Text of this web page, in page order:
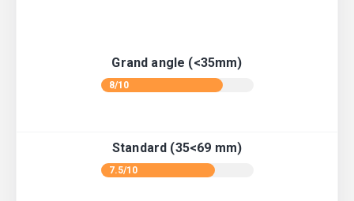
Grand angle (<35mm)
8/10
Standard (35<69 mm)
7.5/10